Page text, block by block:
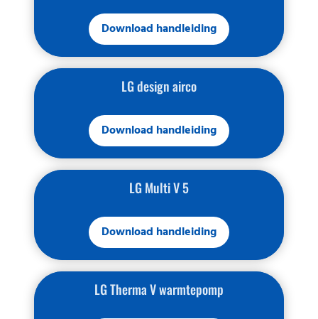
Download handleiding
LG design airco
Download handleiding
LG Multi V 5
Download handleiding
LG Therma V warmtepomp